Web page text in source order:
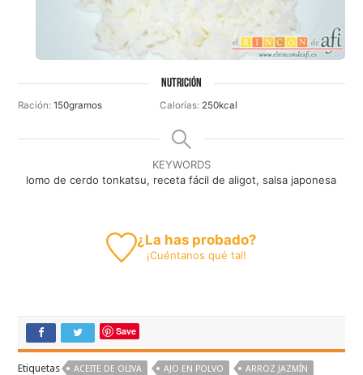
NUTRICIÓN
Ración:150gramos Calorías: 250kcal
KEYWORDS
lomo de cerdo tonkatsu, receta fácil de aligot, salsa japonesa
¿La has probado?
¡Cuéntanos qué tal!
Save
Etiquetas ACEITE DE OLIVA AJO EN POLVO
ARROZ JAZMÍN